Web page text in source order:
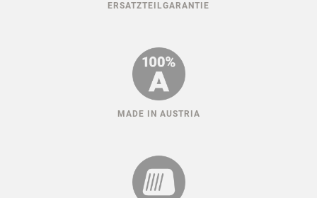
ERSATZTEILGARANTIE
MADE IN AUSTRIA